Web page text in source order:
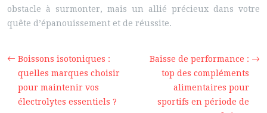
obstacle à surmonter, mais un allié précieux dans votre
quête d’épanouissement et de réussite.
Boissons isotoniques :
quelles marques choisir
pour maintenir vos
électrolytes essentiels ?
Baisse de performance :
top des compléments
alimentaires pour
sportifs en période de